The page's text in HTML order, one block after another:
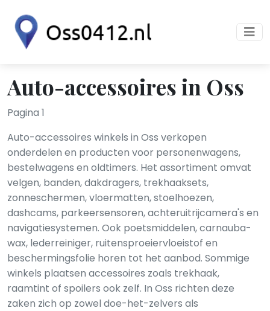
Auto-accessoires in Oss
Pagina 1
Auto-accessoires winkels in Oss verkopen
onderdelen en producten voor personenwagens,
bestelwagens en oldtimers. Het assortiment omvat
velgen, banden, dakdragers, trekhaaksets,
zonneschermen, vloermatten, stoelhoezen,
dashcams, parkeersensoren, achteruitrijcamera's en
navigatiesystemen. Ook poetsmiddelen, carnauba-
wax, lederreiniger, ruitensproeiervloeistof en
beschermingsfolie horen tot het aanbod. Sommige
winkels plaatsen accessoires zoals trekhaak,
raamtint of spoilers ook zelf. In Oss richten deze
zaken zich op zowel doe-het-zelvers als